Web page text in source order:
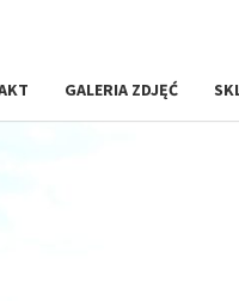
GALERIA ZDJĘĆ